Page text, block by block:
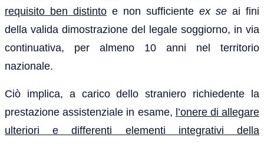
requisito ben distinto e non sufficiente ex se ai fini
della valida dimostrazione del legale soggiorno, in via
continuativa, per almeno 10 anni nel territorio
nazionale.
Ciò implica, a carico dello straniero richiedente la
prestazione assistenziale in esame, l’onere di allegare
ulteriori e differenti elementi integrativi della